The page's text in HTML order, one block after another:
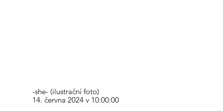
14. června 2024 v 10:00:00
-she- (ilustrační foto)